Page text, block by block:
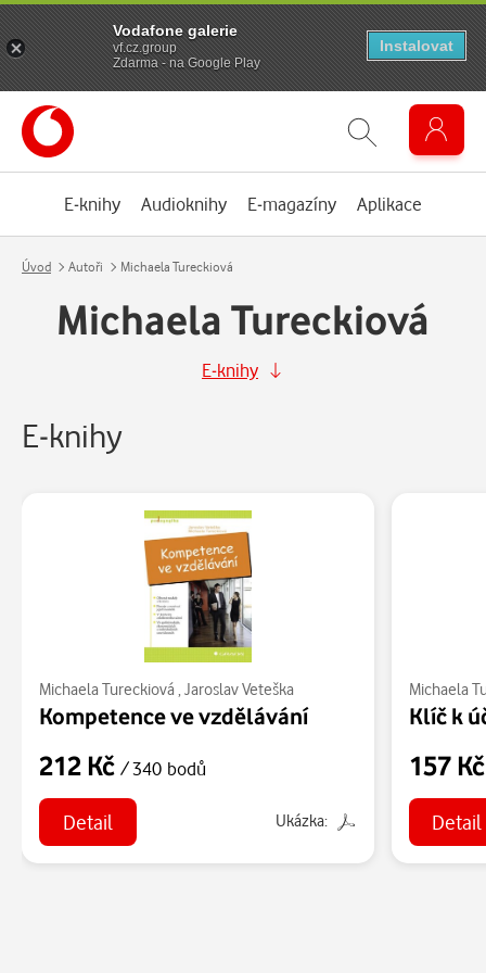
E-knihy Audioknihy E-magazíny Aplikace
Úvod Autoři Michaela Tureckiová
Michaela Tureckiová
E-knihy
E-knihy
Michaela Tureckiová , Jaroslav Veteška
Kompetence ve vzdělávání
212 Kč / 340 bodů
Detail Ukázka:
Michaela
Klíč k
157
Detail
Vodafone galerie
vf.cz.group
Zdarma - na Google Play
Instalovat